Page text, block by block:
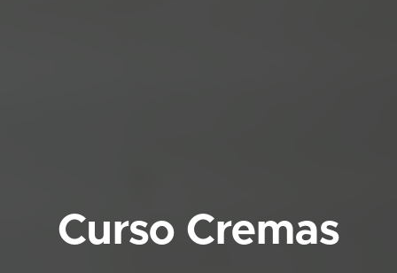
Curso Cremas